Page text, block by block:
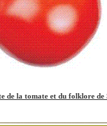
de la tomate et du folklore